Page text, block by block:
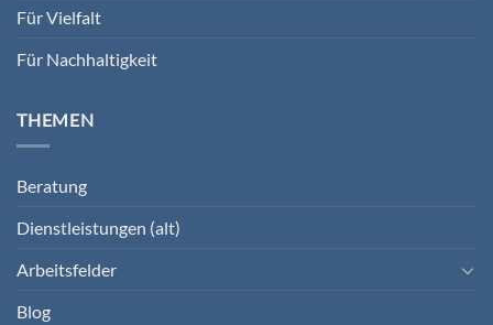
Für Vielfalt
Für Nachhaltigkeit
THEMEN
Beratung
Dienstleistungen (alt)
Arbeitsfelder
Blog